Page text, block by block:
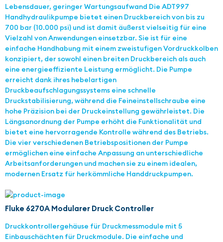
Lebensdauer, geringer Wartungsaufwand Die ADT997
Handhydraulikpumpe bietet einen Druckbereich von bis zu
700 bar (10.000 psi) und ist damit äußerst vielseitig für eine
Vielzahl von Anwendungen einsetzbar. Sie ist für eine
einfache Handhabung mit einem zweistufigen Vordruckkolben
konzipiert, der sowohl einen breiten Druckbereich als auch
eine energieeffiziente Leistung ermöglicht. Die Pumpe
erreicht dank ihres hebelartigen
Druckbeaufschlagungssystems eine schnelle
Druckstabilisierung, während die Feineinstellschraube eine
hohe Präzision bei der Druckeinstellung gewährleistet. Die
Längsanordnung der Pumpe erhöht die Funktionalität und
bietet eine hervorragende Kontrolle während des Betriebs.
Die vier verschiedenen Betriebspositionen der Pumpe
ermöglichen eine einfache Anpassung an unterschiedliche
Arbeitsanforderungen und machen sie zu einem idealen,
modernen Ersatz für herkömmliche Handdruckpumpen.
Fluke 6270A Modularer Druck Controller
Druckkontrollergehäuse für Druckmessmodule mit 5
Einbauschächten für Druckmodule. Die einfache und